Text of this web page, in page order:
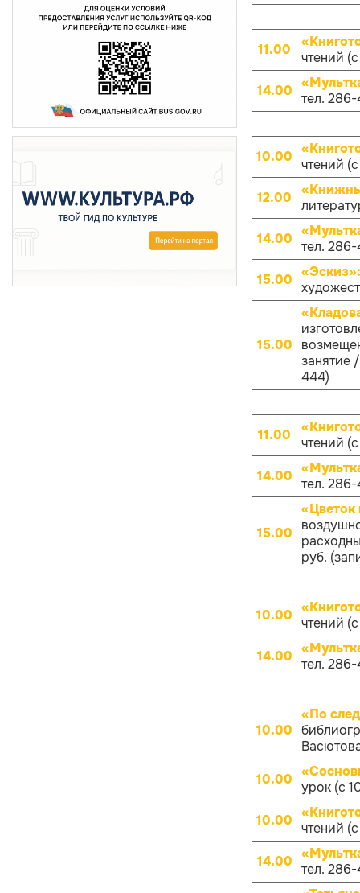
11.00
чтений
14.00 тел.
10.00 чтений
12.00
14.00 тел.
15.00
15.00
занятие
444)
11.00
чтений
14.00 тел.
15.00
руб.
10.00 чтений
14.00 тел.
10.00
«По
10.00 урок (с
10.00 чтений
14.00 тел.